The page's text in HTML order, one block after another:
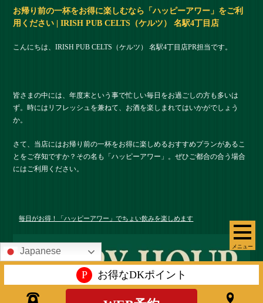
メニュー
お帰り前の一杯をお得に楽しむなら「ハッピーアワー」をご利
用ください | IRISH PUB CELTS（ケルツ） 名駅4丁目店
こんにちは、IRISH PUB CELTS（ケルツ） 名駅4丁目店PR担当です。
皆さまの中には、年度末という事で忙しい毎日をお過ごしの方も多いは
ず。時にはリフレッシュを兼ねて、お酒を楽しまれてはいかがでしょう
か。
さて、当店にはお帰り前の一杯をお得に楽しめるおすすめプランがあるこ
とをご存知ですか？その名も「ハッピーアワー」。ぜひご都合の合う場合
にはご利用ください。
毎日がお得！「ハッピーアワー」でちょい飲みを楽しめます
Japanese
P お得なDKポイント